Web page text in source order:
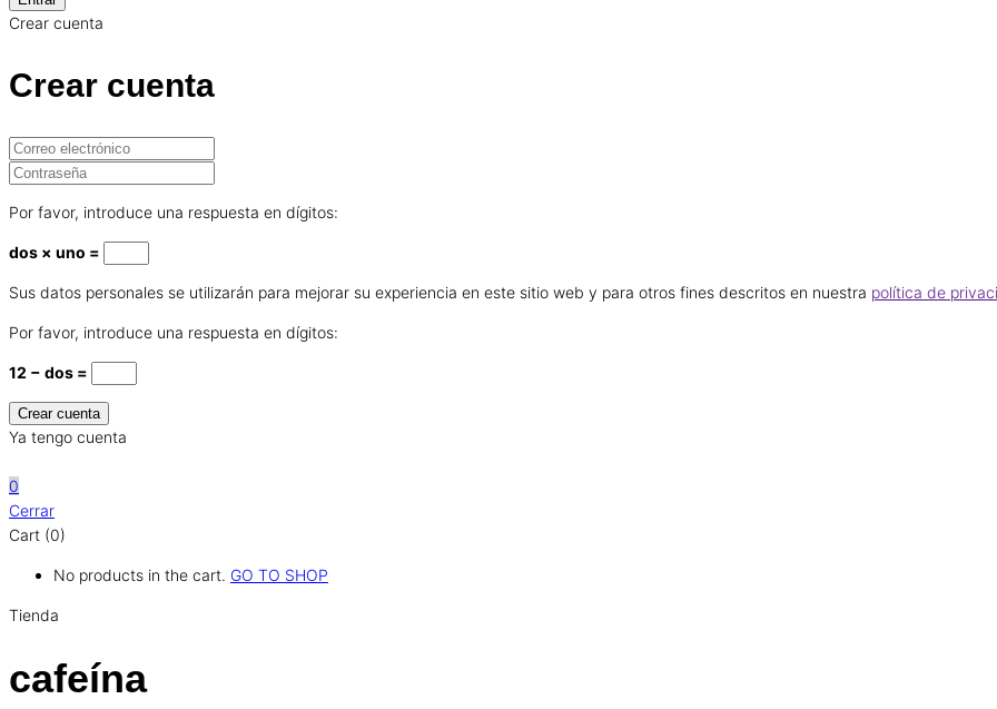
Crear cuenta
Crear cuenta
Por favor, introduce una respuesta en dígitos:
dos × uno =
Sus datos personales se utilizarán para mejorar su experiencia en este sitio web y para otros fines descritos en nuestra política de
Por favor, introduce una respuesta en dígitos:
12 − dos =
Ya tengo cuenta
0
Cerrar
Cart (0)
No products in the cart. GO TO SHOP
Tienda
cafeína